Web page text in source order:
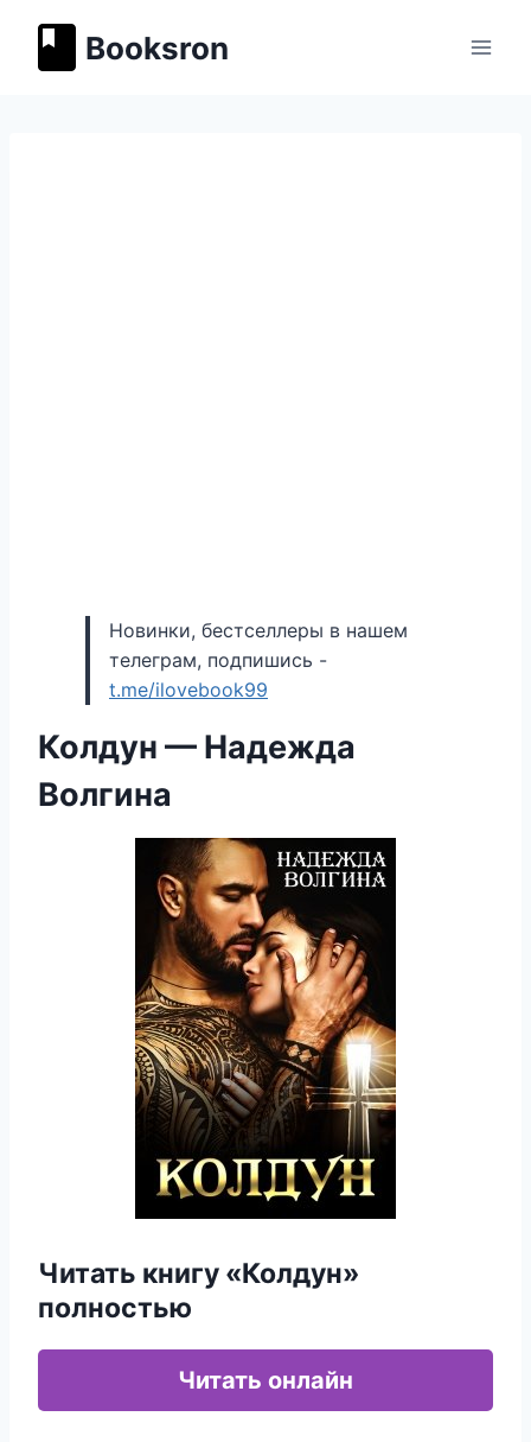
содержимому
Booksron
Новинки, бестселлеры в нашем
телеграм, подпишись -
t.me/ilovebook99
Колдун — Надежда
Волгина
Читать книгу «Колдун»
полностью
Читать онлайн